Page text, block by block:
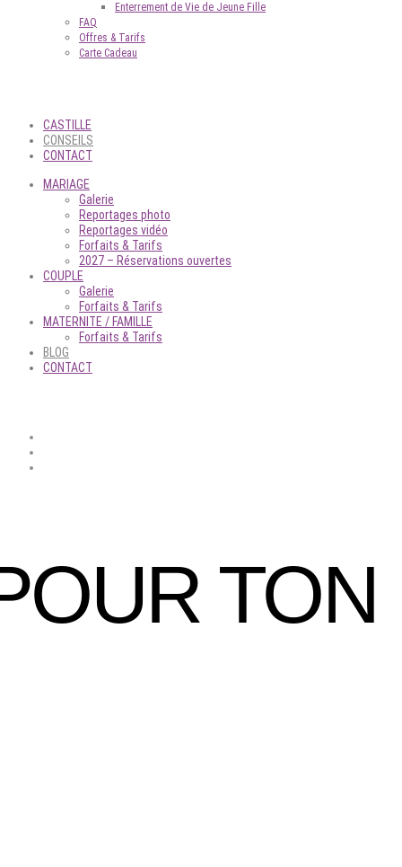
Enterrement de Vie de Jeune Fille
FAQ
Offres & Tarifs
Carte Cadeau
CASTILLE
CONSEILS
CONTACT
MARIAGE
Galerie
Reportages photo
Reportages vidéo
Forfaits & Tarifs
2027 – Réservations ouvertes
COUPLE
Galerie
Forfaits & Tarifs
MATERNITE / FAMILLE
Forfaits & Tarifs
BLOG
CONTACT
TON